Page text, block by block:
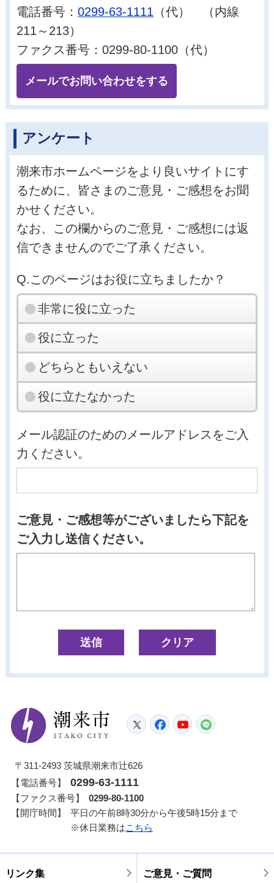
電話番号：0299-63-1111 （代） （内線
211～213）
ファクス番号：0299-80-1100（代）
メールでお問い合わせをする
アンケート
潮来市ホームページをより良いサイトにす
るために、皆さまのご意見・ご感想をお聞
かせください。
なお、この欄からのご意見・ご感想には返
信できませんのでご了承ください。
Q.このページはお役に立ちましたか？
非常に役に立った
役に立った
どちらともいえない
役に立たなかった
メール認証のためのメールアドレスをご入
力ください。
ご意見・ご感想等がございましたら下記を
ご入力し送信ください。
潮来市
TwitterFacebook
YouTube
〒311-2493 茨城県潮来市辻626
【電話番号】
0299-63-1111
【ファクス番号】
0299-80-1100
【開庁時間】
平日の午前8時30分から午後5時15分まで
※休日業務はこちら
リンク集 ご意見・ご質問